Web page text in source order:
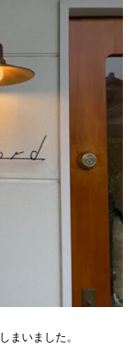
まいました。